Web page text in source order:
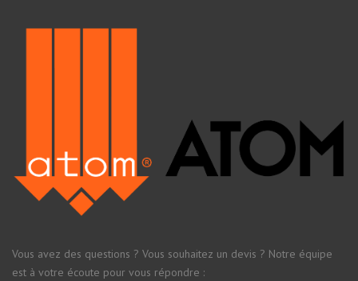
Vous avez des questions ? Vous souhaitez un devis ? Notre équipe
est à votre écoute pour vous répondre :